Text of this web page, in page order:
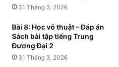
31 Tháng 3, 2026
Bài 8: Học võ thuật – Đáp án
Sách bài tập tiếng Trung
Đương Đại 2
31 Tháng 3, 2026